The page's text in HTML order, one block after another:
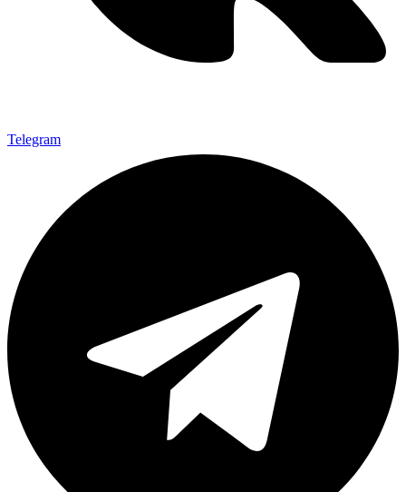
Telegram